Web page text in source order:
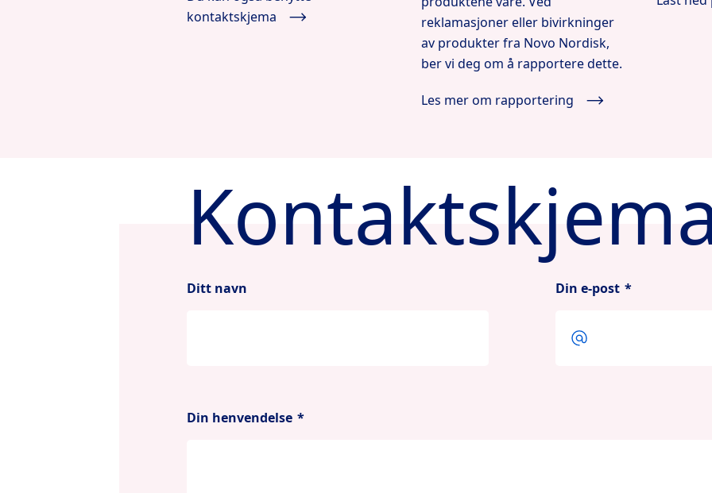
kontaktskjema
reklamasjoner eller bivirkninger
av produkter fra Novo Nordisk,
Les mer om rapportering
Ditt navn Din e-post *
Din henvendelse *